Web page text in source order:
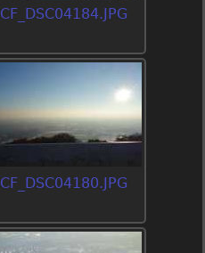
CF_DSC04184.JPG
CF_DSC04180.JPG